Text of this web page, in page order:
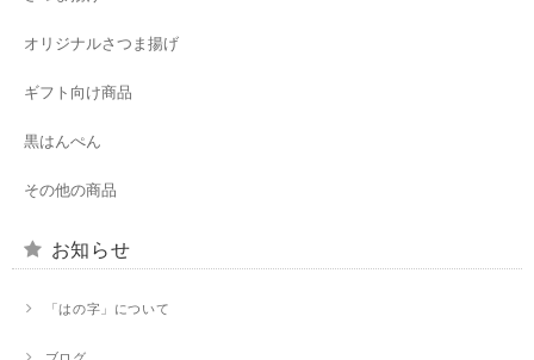
オリジナルさつま揚げ
ギフト向け商品
黒はんぺん
その他の商品
お知らせ
「はの字」について